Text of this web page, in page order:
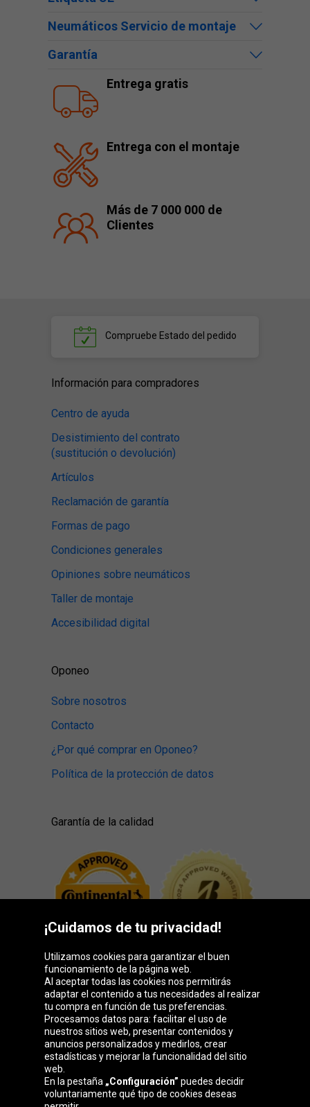
Neumáticos Servicio de montaje
Garantía
Entrega gratis
Entrega con el montaje
Más de 7 000 000 de
Clientes
Compruebe Estado del pedido
Información para compradores
Centro de ayuda
Desistimiento del contrato
(sustitución o devolución)
Artículos
Reclamación de garantía
Formas de pago
Condiciones generales
Opiniones sobre neumáticos
Taller de montaje
Accesibilidad digital
Oponeo
Sobre nosotros
Contacto
¿Por qué comprar en Oponeo?
Política de la protección de datos
Garantía de la calidad
Grupo Oponeo
Belgique
republika
¡Cuidamos de tu privacidad!
Utilizamos cookies para garantizar el buen
funcionamiento de la página web.
Al aceptar todas las cookies nos permitirás
adaptar el contenido a tus necesidades al realizar
tu compra en función de tus preferencias.
Procesamos datos para: facilitar el uso de
nuestros sitios web, presentar contenidos y
anuncios personalizados y medirlos, crear
estadísticas y mejorar la funcionalidad del sitio
web.
En la pestaña „Configuración” puedes decidir
voluntariamente qué tipo de cookies deseas